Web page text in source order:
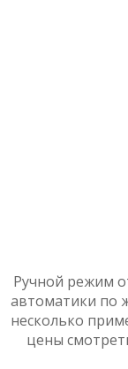
Ручной режим
автоматики по
несколько
цены